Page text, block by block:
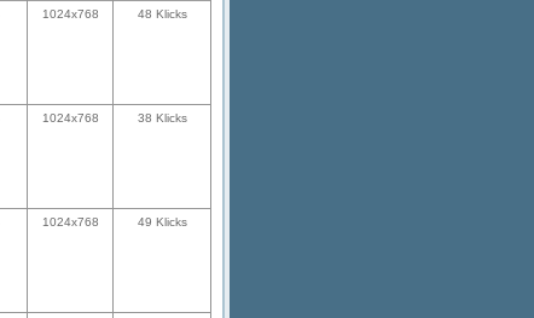
1024x768 48 Klicks
1024x768 38 Klicks
1024x768 49 Klicks